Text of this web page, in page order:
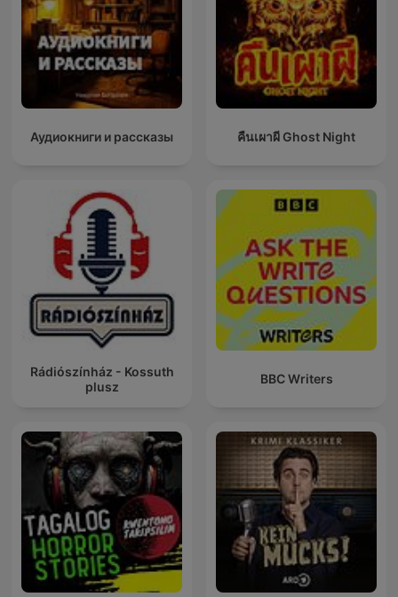
Аудиокниги и рассказы คืนเผาผี Ghost Night
Rádiószínház - Kossuth
plusz
BBC Writers